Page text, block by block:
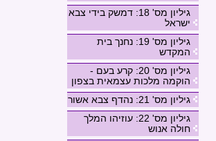
גיליון מס' 18: דמשק בידי צבא
ישראל
גיליון מס' 19: נחנך בית
המקדש
גיליון מס' 20: קרע בעם -
הוקמה מלכות עצמאית בצפון
גיליון מס' 21: נהדף צבא אשור
גיליון מס' 22: עוזיהו המלך
חולה אנוש